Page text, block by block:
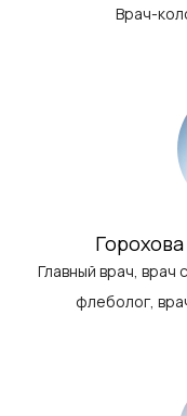
Врач-
Главный врач, врач
флеболог,